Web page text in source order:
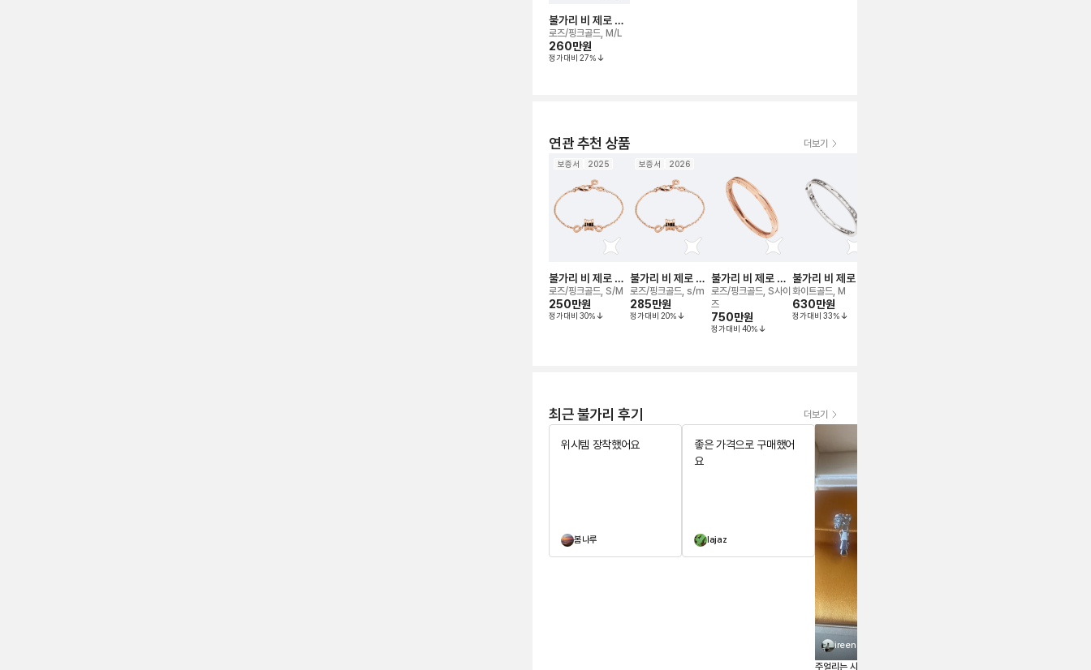
불가리 비 제로 원
브레이슬릿
로즈/핑크골드, M/L
260만원
정가대비 27%
연관 추천 상품 더보기
보증서 2025
불가리 비 제로 원
브레이슬릿
로즈/핑크골드, S/M
250만원
정가대비 30%
보증서 2026
불가리 비 제로 원
브레이슬릿
로즈/핑크골드, s/m
285만원
정가대비 20%
불가리 비 제로 원
브레이슬릿
로즈/핑크골드, S사이
즈
750만원
정가대비 40%
불가리 비 제로 원
브레이슬릿
화이트골드, M
630만원
정가대비 33%
최근 불가리 후기 더보기
위시템 장착했어요
봄나루
좋은 가격으로 구매했어
요
lajaz
ireena
주얼리는 사랑입니다🫶 너무 예뻐요